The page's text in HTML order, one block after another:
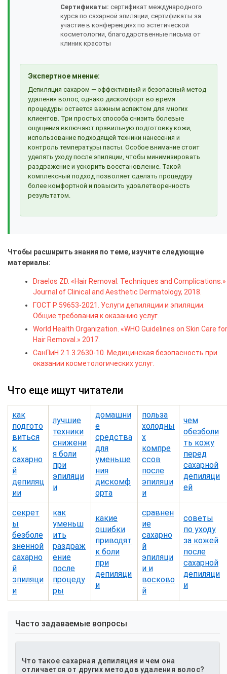
Сертификаты: сертификат международного
курса по сахарной эпиляции, сертификаты за
участие в конференциях по эстетической
косметологии, благодарственные письма от
клиник красоты
Экспертное мнение:
Депиляция сахаром — эффективный и безопасный метод
удаления волос, однако дискомфорт во время
процедуры остается важным аспектом для многих
клиентов. Три простых способа снизить болевые
ощущения включают правильную подготовку кожи,
использование подходящей техники нанесения и
контроль температуры пасты. Особое внимание стоит
уделять уходу после эпиляции, чтобы минимизировать
раздражение и ускорить восстановление. Такой
комплексный подход позволяет сделать процедуру
более комфортной и повысить удовлетворенность
результатом.
Чтобы расширить знания по теме, изучите следующие
материалы:
Draelos ZD. «Hair Removal: Techniques and Complications.»
Journal of Clinical and Aesthetic Dermatology, 2018.
ГОСТ Р 59653-2021. Услуги депиляции и эпиляции.
Общие требования к оказанию услуг.
World Health Organization. «WHO Guidelines on Skin Care for
Hair Removal.» 2017.
СанПиН 2.1.3.2630-10. Медицинская безопасность при
оказании косметологических услуг.
Что еще ищут читатели
как
подгото
виться
к
сахарно
й
депиляц
ии
лучшие
техники
снижени
я боли
при
эпиляци
и
домашни
е
средства
для
уменьше
ния
дискомф
орта
польза
холодны
х
компре
ссов
после
эпиляци
и
чем
обезболи
ть кожу
перед
сахарной
депиляци
ей
секрет
ы
безболе
зненной
сахарно
й
эпиляци
и
как
уменьш
ить
раздраж
ение
после
процеду
ры
какие
ошибки
приводят
к боли
при
депиляци
и
сравнен
ие
сахарно
й
эпиляци
и и
восково
й
советы
по уходу
за кожей
после
сахарной
депиляци
и
Часто задаваемые вопросы
Что такое сахарная депиляция и чем она
отличается от других методов удаления волос?